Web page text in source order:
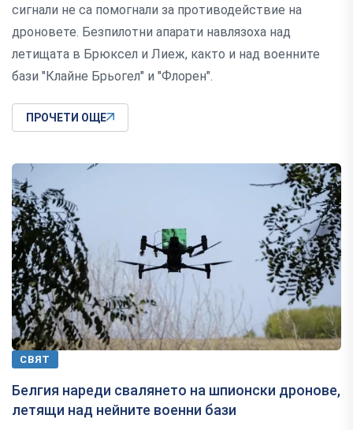
сигнали не са помогнали за противодействие на
дроновете. Безпилотни апарати навлязоха над
летищата в Брюксел и Лиеж, както и над военните
бази "Клайне Брьогел" и "Флорен".
ПРОЧЕТИ ОЩЕ
СВЯТ
Белгия нареди свалянето на шпионски дронове,
летящи над нейните военни бази